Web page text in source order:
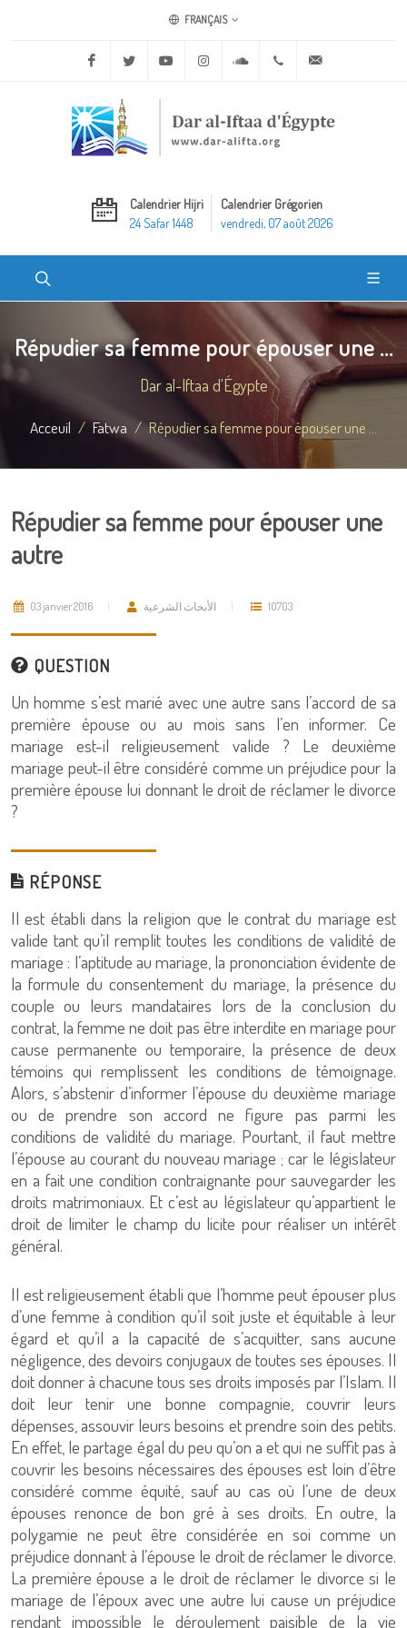
FRANÇAIS
Facebook Twitter Youtube Instagram Soundcloud+20 2 25970400
Calendrier Hijri
24 Safar 1448
Calendrier Grégorien
vendredi, 07 août 2026
Répudier sa femme pour épouser une ...
Dar al-Iftaa d'Égypte
Acceuil Fatwa Répudier sa femme pour épouser une ...
Répudier sa femme pour épouser une
autre
03 janvier 2016 الأبحاث الشرعية 10703
QUESTION
Un homme s’est marié avec une autre sans l’accord de sa
première épouse ou au mois sans l’en informer. Ce
mariage est-il religieusement valide ? Le deuxième
mariage peut-il être considéré comme un préjudice pour la
première épouse lui donnant le droit de réclamer le divorce
?
RÉPONSE
Il est établi dans la religion que le contrat du mariage est
valide tant qu’il remplit toutes les conditions de validité de
mariage : l’aptitude au mariage, la prononciation évidente de
la formule du consentement du mariage, la présence du
couple ou leurs mandataires lors de la conclusion du
contrat, la femme ne doit pas être interdite en mariage pour
cause permanente ou temporaire, la présence de deux
témoins qui remplissent les conditions de témoignage.
Alors, s’abstenir d’informer l’épouse du deuxième mariage
ou de prendre son accord ne figure pas parmi les
conditions de validité du mariage. Pourtant, il faut mettre
l’épouse au courant du nouveau mariage ; car le législateur
en a fait une condition contraignante pour sauvegarder les
droits matrimoniaux. Et c’est au législateur qu’appartient le
droit de limiter le champ du licite pour réaliser un intérêt
général.
Il est religieusement établi que l’homme peut épouser plus
d’une femme à condition qu’il soit juste et équitable à leur
égard et qu’il a la capacité de s’acquitter, sans aucune
négligence, des devoirs conjugaux de toutes ses épouses. Il
doit donner à chacune tous ses droits imposés par l’Islam. Il
doit leur tenir une bonne compagnie, couvrir leurs
dépenses, assouvir leurs besoins et prendre soin des petits.
En effet, le partage égal du peu qu’on a et qui ne suffit pas à
couvrir les besoins nécessaires des épouses est loin d’être
considéré comme équité, sauf au cas où l’une de deux
épouses renonce de bon gré à ses droits. En outre, la
polygamie ne peut être considérée en soi comme un
préjudice donnant à l’épouse le droit de réclamer le divorce.
La première épouse a le droit de réclamer le divorce si le
mariage de l’époux avec une autre lui cause un préjudice
rendant impossible le déroulement paisible de la vie